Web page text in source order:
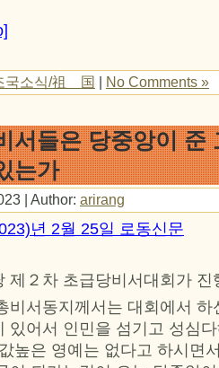
국소식/祖 国 | No Comments »
서들은 당중앙이 준
는가
| Author: arirang
년 2월 25일 로동신문
제２차 초급당비서대회가
비서동지께서는 대회에서
있어서 인민을 섬기고 성심
높은 영예는 없다고 하시면